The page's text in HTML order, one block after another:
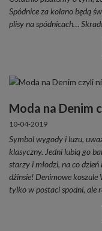
Spódnice za kolano będą
plisy na spódnicach…
Moda na Denim
10-04-2019
Symbol wygody i luzu,
klasyczny. Jedni lubią go
starzy i młodzi, na co
dżinsie! Denimowe koszule
tylko w postaci spodni, ale